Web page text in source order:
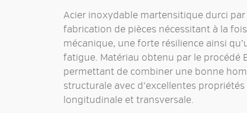
Acier inoxydable martensitique durci
fabrication de pièces nécessitant à la
mécanique, une forte résilience ainsi
fatigue. Matériau obtenu par le procédé
permettant de combiner une bonne
structurale avec d’excellentes
longitudinale et transversale.